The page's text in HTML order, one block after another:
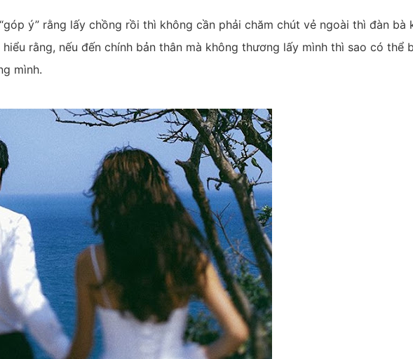
ý” rằng lấy chồng rồi thì không cần phải chăm chút vẻ ngoài thì đàn bà
rằng, nếu đến chính bản thân mà không thương lấy mình thì sao có thể
mình.